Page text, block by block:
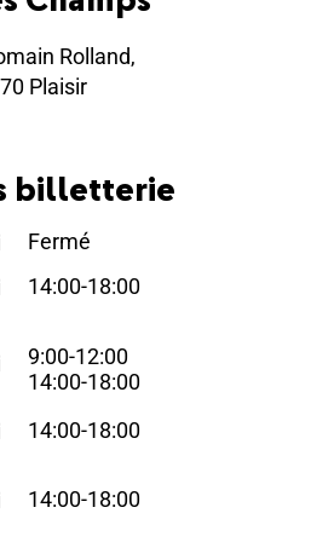
Rolland,
Plaisir
billetterie
Fermé
14:00-18:00
9:00-12:00
14:00-18:00
14:00-18:00
14:00-18:00